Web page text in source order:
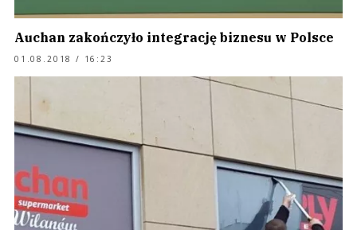
Auchan zakończyło integrację biznesu w Polsce
01.08.2018 / 16:23